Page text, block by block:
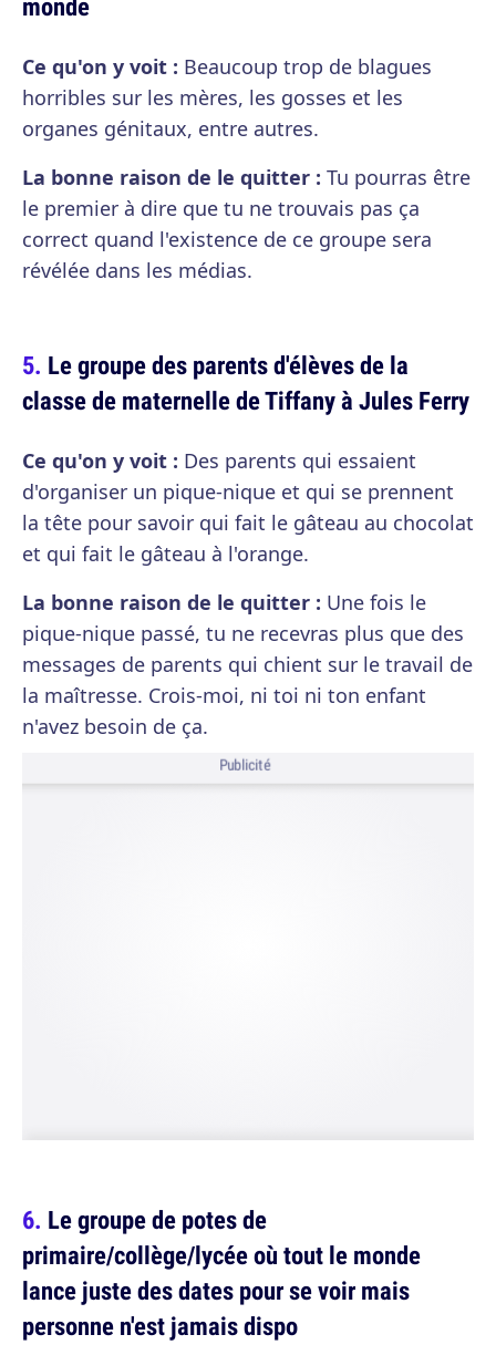
Ce qu'on y voit : Beaucoup trop de blagues
horribles sur les mères, les gosses et les
organes génitaux, entre autres.
La bonne raison de le quitter : Tu pourras être
le premier à dire que tu ne trouvais pas ça
correct quand l'existence de ce groupe sera
révélée dans les médias.
Le groupe des parents d'élèves de la
classe de maternelle de Tiffany à Jules Ferry
Ce qu'on y voit : Des parents qui essaient
d'organiser un pique-nique et qui se prennent
la tête pour savoir qui fait le gâteau au chocolat
et qui fait le gâteau à l'orange.
La bonne raison de le quitter : Une fois le
pique-nique passé, tu ne recevras plus que des
messages de parents qui chient sur le travail de
la maîtresse. Crois-moi, ni toi ni ton enfant
n'avez besoin de ça.
Publicité
Le groupe de potes de
primaire/collège/lycée où tout le monde
lance juste des dates pour se voir mais
personne n'est jamais dispo